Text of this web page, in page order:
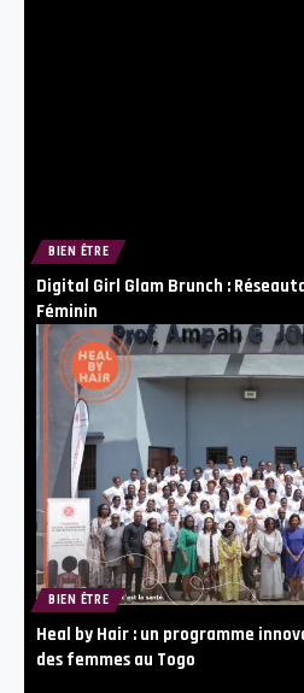
BIEN ÊTRE
Digital Girl Glam Brunch :
Féminin
BIEN ÊTRE
Heal by Hair : un programme
des femmes au Togo